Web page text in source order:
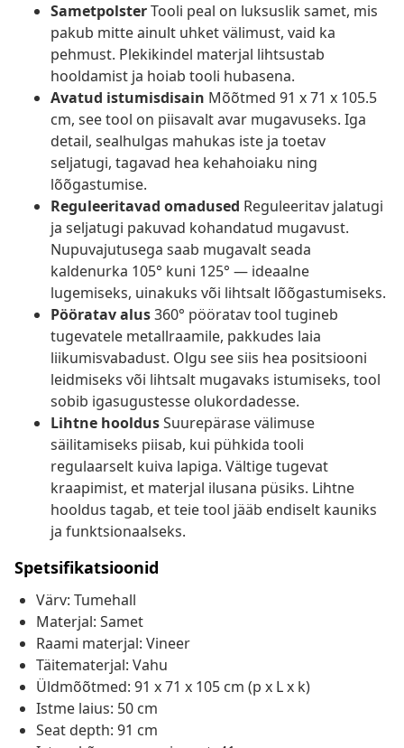
SametpolsterTooli peal on luksuslik samet, mis
pakub mitte ainult uhket välimust, vaid ka
pehmust. Plekikindel materjal lihtsustab
hooldamist ja hoiab tooli hubasena.
Avatud istumisdisain Mõõtmed 91 x 71 x 105.5
cm, see tool on piisavalt avar mugavuseks. Iga
detail, sealhulgas mahukas iste ja toetav
seljatugi, tagavad hea kehahoiaku ning
lõõgastumise.
Reguleeritavad omadused Reguleeritav jalatugi
ja seljatugi pakuvad kohandatud mugavust.
Nupuvajutusega saab mugavalt seada
kaldenurka 105° kuni 125° — ideaalne
lugemiseks, uinakuks või lihtsalt lõõgastumiseks.
Pööratav alus360° pööratav tool tugineb
tugevatele metallraamile, pakkudes laia
liikumisvabadust. Olgu see siis hea positsiooni
leidmiseks või lihtsalt mugavaks istumiseks, tool
sobib igasugustesse olukordadesse.
Lihtne hooldusSuurepärase välimuse
säilitamiseks piisab, kui pühkida tooli
regulaarselt kuiva lapiga. Vältige tugevat
kraapimist, et materjal ilusana püsiks. Lihtne
hooldus tagab, et teie tool jääb endiselt kauniks
ja funktsionaalseks.
Spetsifikatsioonid
Värv: Tumehall
Materjal: Samet
Raami materjal: Vineer
Täitematerjal: Vahu
Üldmõõtmed: 91 x 71 x 105 cm (p x L x k)
Istme laius: 50 cm
Seat depth: 91 cm